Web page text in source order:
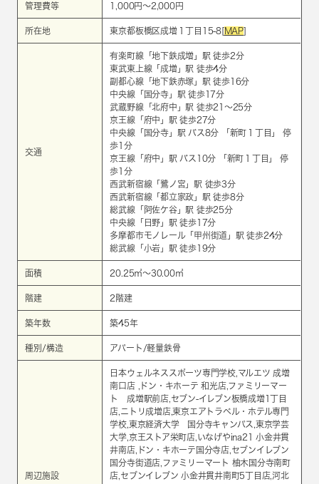
管理費等 1,000円～2,000円
所在地 東京都板橋区成増１丁目15-8[MAP]
交通
有楽町線 「地下鉄成増 」駅 徒歩2分
東武東上線 「 成増 」駅 徒歩4分
副都心線 「地下鉄赤塚 」駅 徒歩16分
中央線 「 国分寺」駅 徒歩17分
武蔵野線 「北府中 」駅 徒歩21～25分
京王線 「 府中 」駅 徒歩27分
中央線 「 国分寺」駅 バス8分 「新町１丁目」 停
歩1分
京王線 「 府中 」駅 バス10分 「新町１丁目」 停
歩1分
西武新宿線 「鷺ノ宮 」駅 徒歩3分
西武新宿線 「都立家政 」駅 徒歩8分
総武線 「 阿佐ケ谷」駅 徒歩25分
中央線 「 日野 」駅 徒歩17分
多摩都市モノレール「 甲州街道 」駅 徒歩24分
総武線 「 小岩 」駅 徒歩19分
面積 20.25㎡～30.00㎡
階建 2階建
築年数 築45年
種別/構造 アパート/軽量鉄骨
周辺施設
日本ウェルネススポーツ専門学校,マルエツ 成増
南口店 ,ドン・キホーテ 和光店,ファミリーマー
ト 成増駅前店,セブン-イレブン板橋成増1丁目
店,ニトリ成増店,東京エアトラベル・ホテル専門
学校,東京経済大学 国分寺キャンパス,東京学芸
大学,京王ストア栄町店,いなげやina21 小金井貫
井南店,ドン・キホーテ国分寺店,セブンイレブン
国分寺街道店,ファミリーマート 柚木国分寺南町
店,セブンイレブン 小金井貫井南町5丁目店,河北